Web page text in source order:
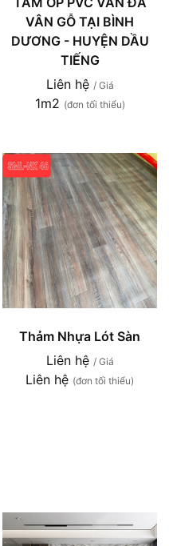
VÂN GỖ TẠI BÌNH
DƯƠNG - HUYỆN DẦU
TIẾNG
Liên hệ / Giá
1m2 (đơn tối thiểu)
Thảm Nhựa Lót Sàn
Liên hệ / Giá
Liên hệ (đơn tối thiểu)